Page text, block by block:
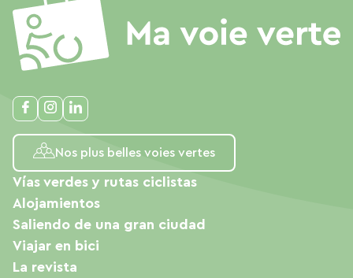
Nos plus belles voies vertes
Vías verdes y rutas ciclistas
Alojamientos
Saliendo de una gran ciudad
Viajar en bici
La revista